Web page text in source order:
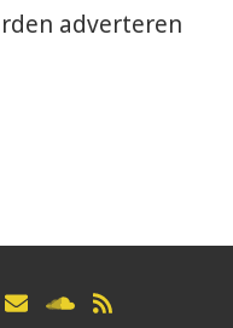
adverteren